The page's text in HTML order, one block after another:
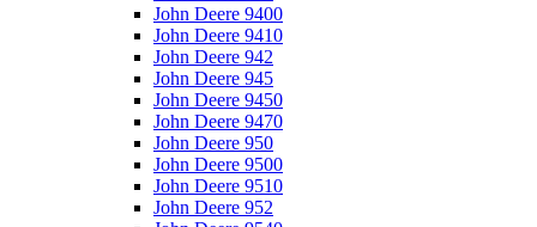
John Deere 9400
John Deere 9410
John Deere 942
John Deere 945
John Deere 9450
John Deere 9470
John Deere 950
John Deere 9500
John Deere 9510
John Deere 952